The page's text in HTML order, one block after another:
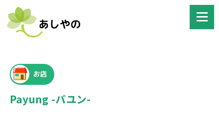
お店
Payung -パユン-